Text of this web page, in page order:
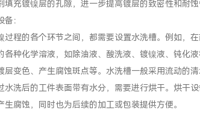
填充镀镍层的孔隙，进一步提高镀层的致密性和耐蚀
：
过程的各个环节之间，都需要设置水洗槽。例如，
各种化学溶液，如除油液、酸洗液、镀镍液、钝化
层变色、产生腐蚀斑点等。水洗槽一般采用流动的清
水洗后的工件表面带有水分，需要进行烘干。烘干
生腐蚀，同时也为后续的加工或包装提供方便。